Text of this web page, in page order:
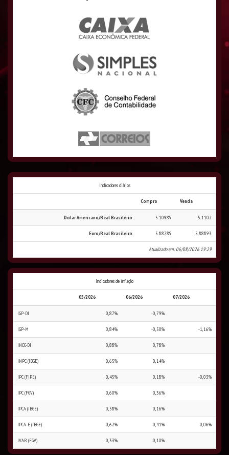
Indicadores diários
Compra Venda
Dólar Americano/Real Brasileiro 5.10989 5.1102
Euro/Real Brasileiro 5.88789 5.88893
Atualizado em: 06/08/2026 19:29
Indicadores de inflação
05/2026 06/2026 07/2026
IGP-DI 0,87% -0,79%
IGP-M 0,84% -0,50% -1,16%
INCC-DI 0,88% 0,78%
INPC (IBGE) 0,65% 0,14%
IPC (FIPE) 0,45% 0,18% -0,03%
IPC (FGV) 0,60% 0,36%
IPCA (IBGE) 0,58% 0,16%
IPCA-E (IBGE) 0,62% 0,41% 0,06%
IVAR (FGV) 0,33% 0,10%